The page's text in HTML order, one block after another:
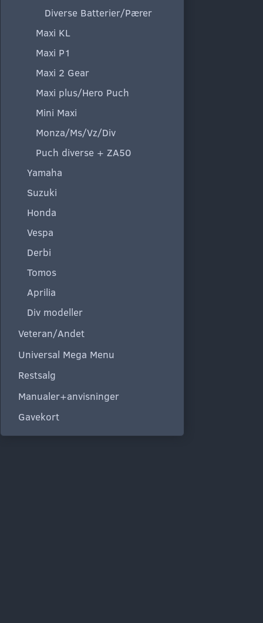
Diverse Batterier/Pærer
Maxi KL
Maxi P1
Maxi 2 Gear
Maxi plus/Hero Puch
Mini Maxi
Monza/Ms/Vz/Div
Puch diverse + ZA50
Yamaha
Suzuki
Honda
Vespa
Derbi
Tomos
Aprilia
Div modeller
Veteran/Andet
Universal Mega Menu
Restsalg
Manualer+anvisninger
Gavekort